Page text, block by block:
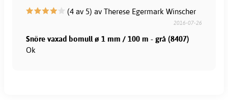
(4 av 5) av Therese Egermark Winscher
2016-07-26
Snöre vaxad bomull ø 1 mm / 100 m - grå (8407)
Ok